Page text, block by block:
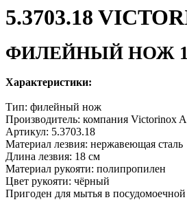
5.3703.18
ФИЛЕЙНЫЙ НОЖ
Характеристики:
Тип: филейный нож
Производитель: компания Victorinox
Артикул: 5.3703.18
Материал лезвия: нержавеющая сталь
Длина лезвия: 18 см
Материал рукояти: полипропилен
Цвет рукояти: чёрный
Пригоден для мытья в